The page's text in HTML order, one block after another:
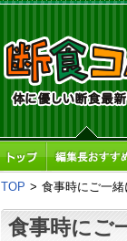
TOP > 食事時にご一
食事時にご